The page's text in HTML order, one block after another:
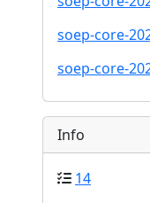
soep-core-
soep-core-
Info
14